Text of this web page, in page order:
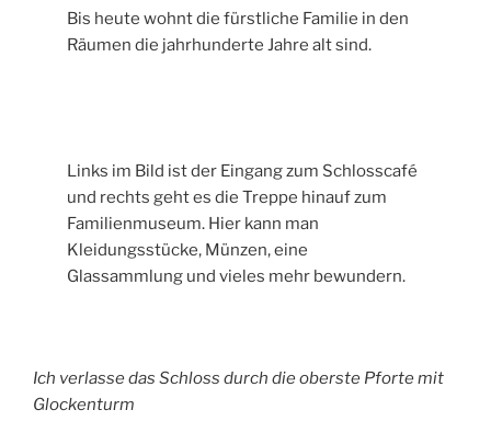
Bis heute wohnt die fürstliche Familie in den
Räumen die jahrhunderte Jahre alt sind.
Links im Bild ist der Eingang zum Schlosscafé
und rechts geht es die Treppe hinauf zum
Familienmuseum. Hier kann man
Kleidungsstücke, Münzen, eine
Glassammlung und vieles mehr bewundern.
Ich verlasse das Schloss durch die oberste Pforte mit
Glockenturm